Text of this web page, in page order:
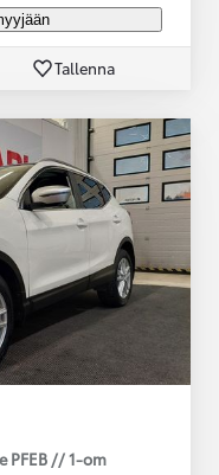
Tallenna
PFEB // 1-om